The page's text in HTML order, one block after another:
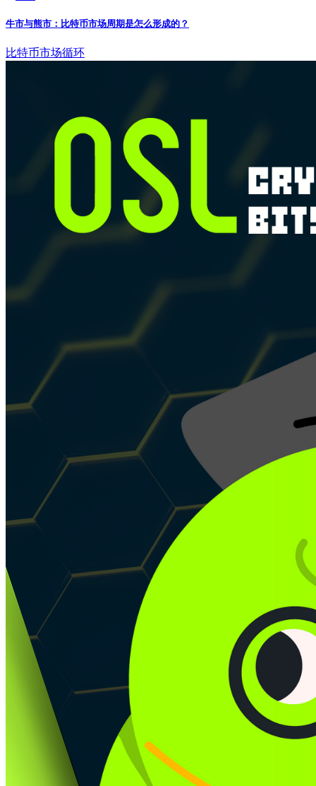
牛市与熊市：比特币市场周期是怎么形成的？
比特币市场循环